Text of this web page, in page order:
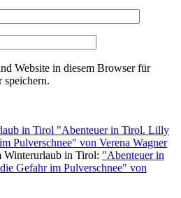
Website in diesem Browser für
speichern.
Winterurlaub in Tirol: "Abenteuer in
Gefahr im Pulverschnee" von